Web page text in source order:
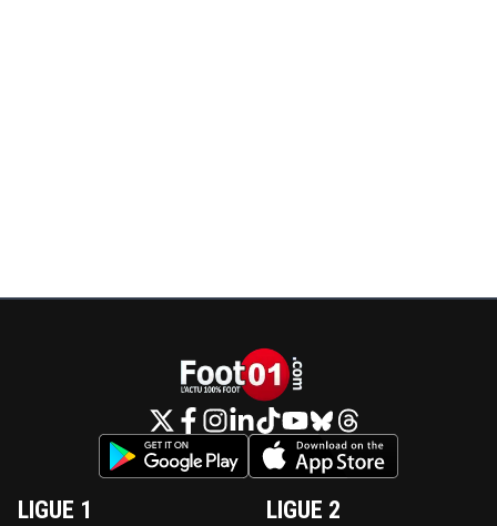
LIGUE 1 LIGUE 2